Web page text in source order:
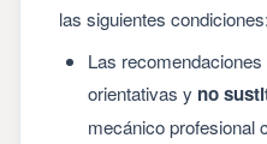
las siguientes condiciones:
Las
orientativas y no
mecánico profesional